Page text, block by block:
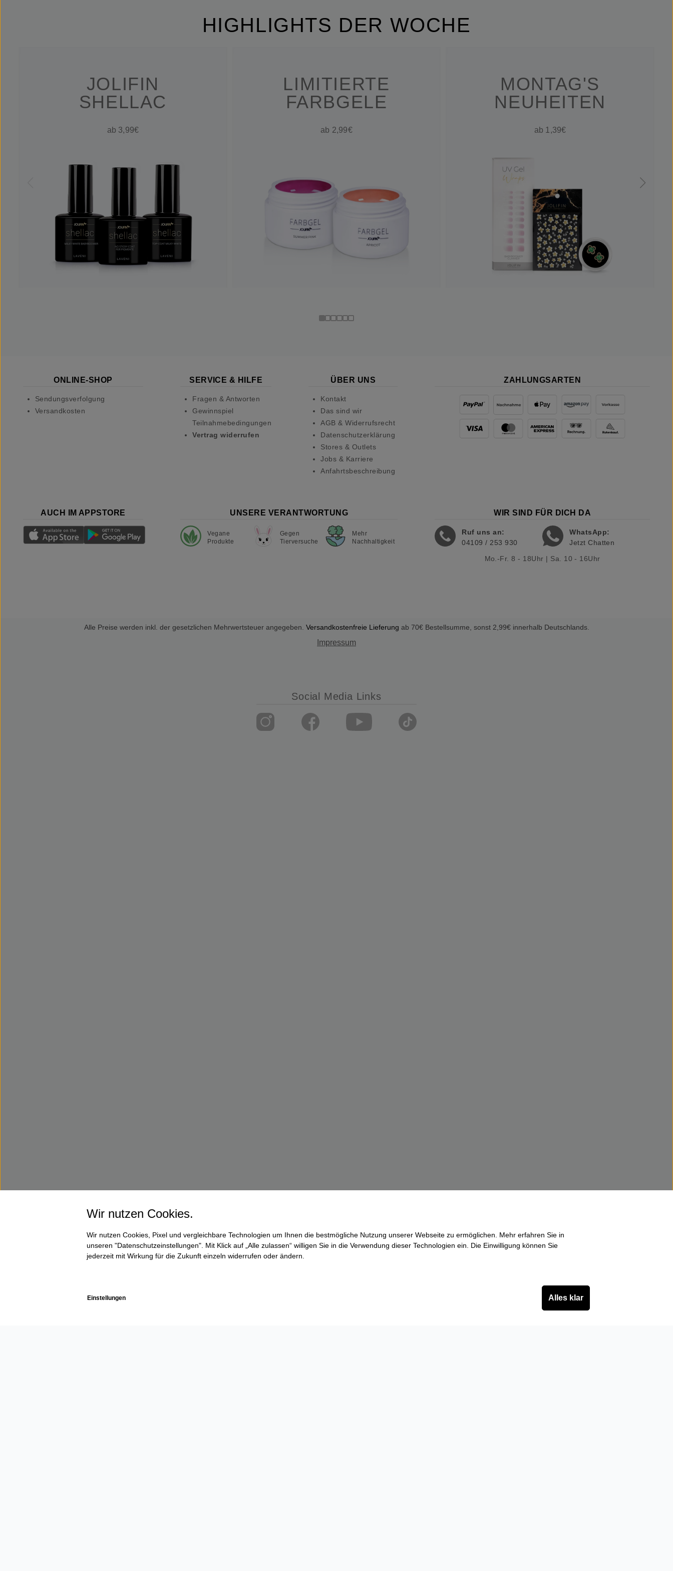
HIGHLIGHTS DER WOCHE
JOLIFIN
SHELLAC
ab 3,99€
LIMITIERTE
FARBGELE
ab 2,99€
MONTAG'S
NEUHEITEN
ab 1,39€
ONLINE-SHOP
Sendungsverfolgung
Versandkosten
SERVICE & HILFE
Fragen & Antworten
Gewinnspiel
Teilnahmebedingungen
Vertrag widerrufen
ÜBER UNS
Kontakt
Das sind wir
AGB & Widerrufsrecht
Datenschutzerklärung
Stores & Outlets
Jobs & Karriere
Anfahrtsbeschreibung
ZAHLUNGSARTEN
AUCH IM APPSTORE UNSERE VERANTWORTUNG
Vegane
Produkte
Gegen
Tierversuche
Mehr
Nachhaltigkeit
WIR SIND FÜR DICH DA
Ruf uns an:
04109 / 253 930
WhatsApp:
Jetzt Chatten
Mo.-Fr. 8 - 18Uhr | Sa. 10 - 16Uhr
Alle Preise werden inkl. der gesetzlichen Mehrwertsteuer angegeben. Versandkostenfreie Lieferung ab 70€ Bestellsumme, sonst 2,99€ innerhalb Deutschlands.
Impressum
Social Media Links
Wir nutzen Cookies.
Wir nutzen Cookies, Pixel und vergleichbare Technologien um Ihnen die bestmögliche Nutzung unserer Webseite zu ermöglichen. Mehr erfahren Sie in
unseren "Datenschutzeinstellungen". Mit Klick auf „Alle zulassen“ willigen Sie in die Verwendung dieser Technologien ein. Die Einwilligung können Sie
jederzeit mit Wirkung für die Zukunft einzeln widerrufen oder ändern.
Einstellungen Alles klar